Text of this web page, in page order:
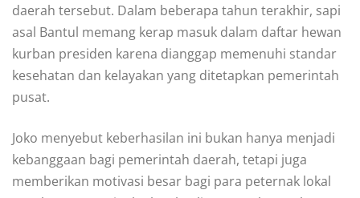
daerah tersebut. Dalam beberapa tahun terakhir, sapi
asal Bantul memang kerap masuk dalam daftar hewan
kurban presiden karena dianggap memenuhi standar
kesehatan dan kelayakan yang ditetapkan pemerintah
pusat.
Joko menyebut keberhasilan ini bukan hanya menjadi
kebanggaan bagi pemerintah daerah, tetapi juga
memberikan motivasi besar bagi para peternak lokal